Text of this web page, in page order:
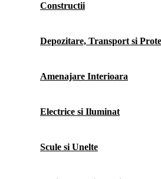
Constructii
Depozitare, Transport si
Amenajare Interioara
Electrice si Iluminat
Scule si Unelte